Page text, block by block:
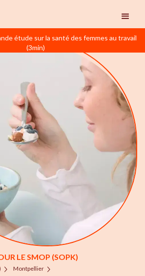
étude sur la santé des femmes au travail
(3min)
LE SMOP (SOPK)
Montpellier